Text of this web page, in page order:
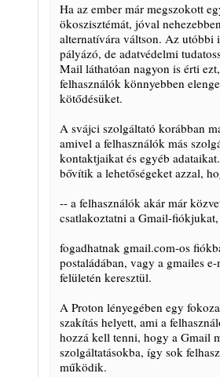
Ha az ember már megszokott
ökoszisztémát, jóval
alternatívára váltson. Az utóbbi
pályázó, de adatvédelmi
Mail láthatóan nagyon is érti
felhasználók könnyebben
kötődésüket.
A svájci szolgáltató korábban
amivel a felhasználók más
kontaktjaikat és egyéb
bővítik a lehetőségeket azzal,
-- a felhasználók akár már
csatlakoztatni a Gmail-fiókjukat,
fogadhatnak gmail.com-os
postaládában, vagy a gmailes
felületén keresztül.
A Proton lényegében egy
szakítás helyett, ami a
hozzá kell tenni, hogy a Gmail
szolgáltatásokba, így sok
működik.